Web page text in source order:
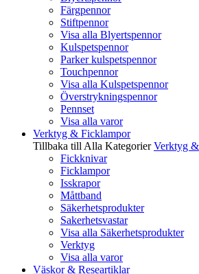
Färgpennor
Stiftpennor
Visa alla Blyertspennor
Kulspetspennor
Parker kulspetspennor
Touchpennor
Visa alla Kulspetspennor
Överstrykningspennor
Pennset
Visa alla varor
Verktyg & Ficklampor
Tillbaka till Alla Kategorier Verktyg
Fickknivar
Ficklampor
Isskrapor
Måttband
Säkerhetsprodukter
Sakerhetsvastar
Visa alla Säkerhetsprodukter
Verktyg
Visa alla varor
Väskor & Researtiklar